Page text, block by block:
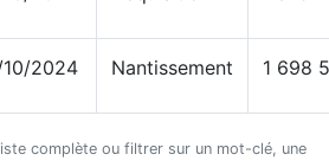
10/2024 Nantissement 1 698
complète ou filtrer sur un mot-clé, une